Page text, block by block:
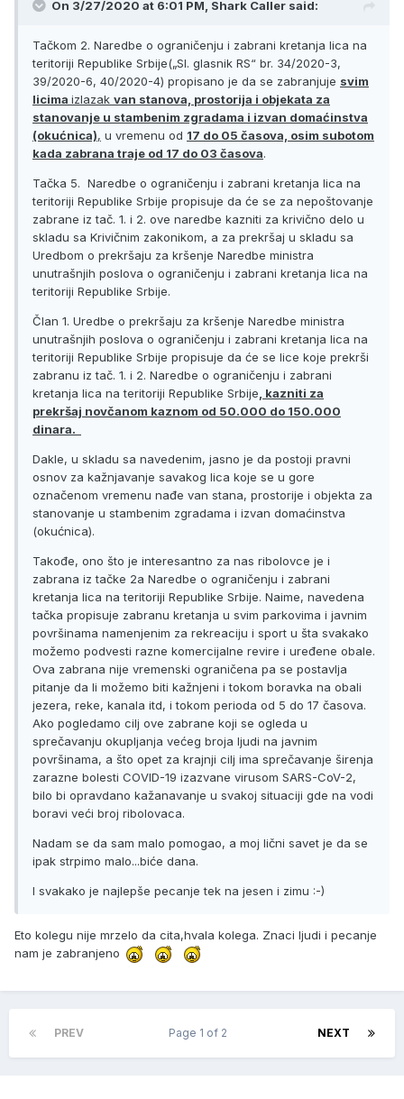
On 3/27/2020 at 6:01 PM, Shark Caller said:
Tačkom 2. Naredbe o ograničenju i zabrani kretanja lica na
teritoriji Republike Srbije(„Sl. glasnik RS“ br. 34/2020-3,
39/2020-6, 40/2020-4) propisano je da se zabranjuje svim
licima izlazak van stanova, prostorija i objekata za
stanovanje u stambenim zgradama i izvan domaćinstva
(okućnica), u vremenu od 17 do 05 časova, osim subotom
kada zabrana traje od 17 do 03 časova.
Tačka 5. Naredbe o ograničenju i zabrani kretanja lica na
teritoriji Republike Srbije propisuje da će se za nepoštovanje
zabrane iz tač. 1. i 2. ove naredbe kazniti za krivično delo u
skladu sa Krivičnim zakonikom, a za prekršaj u skladu sa
Uredbom o prekršaju za kršenje Naredbe ministra
unutrašnjih poslova o ograničenju i zabrani kretanja lica na
teritoriji Republike Srbije.
Član 1. Uredbe o prekršaju za kršenje Naredbe ministra
unutrašnjih poslova o ograničenju i zabrani kretanja lica na
teritoriji Republike Srbije propisuje da će se lice koje prekrši
zabranu iz tač. 1. i 2. Naredbe o ograničenju i zabrani
kretanja lica na teritoriji Republike Srbije, kazniti za
prekršaj novčanom kaznom od 50.000 do 150.000
dinara.
Dakle, u skladu sa navedenim, jasno je da postoji pravni
osnov za kažnjavanje savakog lica koje se u gore
označenom vremenu nađe van stana, prostorije i objekta za
stanovanje u stambenim zgradama i izvan domaćinstva
(okućnica).
Takođe, ono što je interesantno za nas ribolovce je i
zabrana iz tačke 2a Naredbe o ograničenju i zabrani
kretanja lica na teritoriji Republike Srbije. Naime, navedena
tačka propisuje zabranu kretanja u svim parkovima i javnim
površinama namenjenim za rekreaciju i sport u šta svakako
možemo podvesti razne komercijalne revire i uređene obale.
Ova zabrana nije vremenski ograničena pa se postavlja
pitanje da li možemo biti kažnjeni i tokom boravka na obali
jezera, reke, kanala itd, i tokom perioda od 5 do 17 časova.
Ako pogledamo cilj ove zabrane koji se ogleda u
sprečavanju okupljanja većeg broja ljudi na javnim
površinama, a što opet za krajnji cilj ima sprečavanje širenja
zarazne bolesti COVID-19 izazvane virusom SARS-CoV-2,
bilo bi opravdano kažanavanje u svakoj situaciji gde na vodi
boravi veći broj ribolovaca.
Nadam se da sam malo pomogao, a moj lični savet je da se
ipak strpimo malo...biće dana.
I svakako je najlepše pecanje tek na jesen i zimu :-)
Eto kolegu nije mrzelo da cita,hvala kolega. Znaci ljudi i pecanje
nam je zabranjeno
PREV NEXT
Page 1 of 2